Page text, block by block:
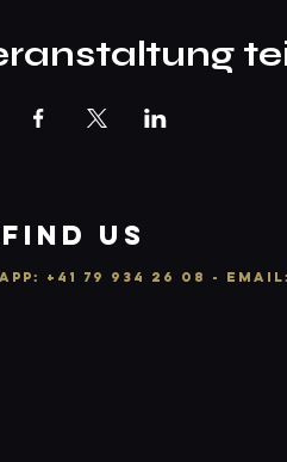
FIND US
+41 79 934 26 08 -